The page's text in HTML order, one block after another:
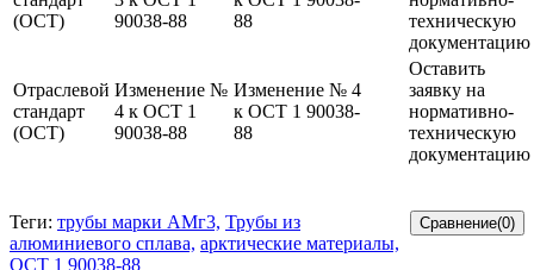
(ОСТ)
90038-88
88
техническую
документацию
Отраслевой
стандарт
(ОСТ)
Изменение №
4 к ОСТ 1
90038-88
Изменение № 4
к ОСТ 1 90038-
88
Оставить
заявку на
нормативно-
техническую
документацию
Теги: трубы марки АМг3, Трубы из
алюминиевого сплава, арктические материалы,
ОСТ 1 90038-88